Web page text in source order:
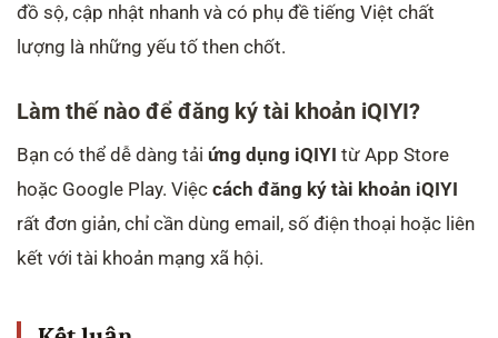
đồ sộ, cập nhật nhanh và có phụ đề tiếng Việt chất
lượng là những yếu tố then chốt.
Làm thế nào để đăng ký tài khoản iQIYI?
Bạn có thể dễ dàng tải ứng dụng iQIYI từ App Store
hoặc Google Play. Việc cách đăng ký tài khoản iQIYI
rất đơn giản, chỉ cần dùng email, số điện thoại hoặc liên
kết với tài khoản mạng xã hội.